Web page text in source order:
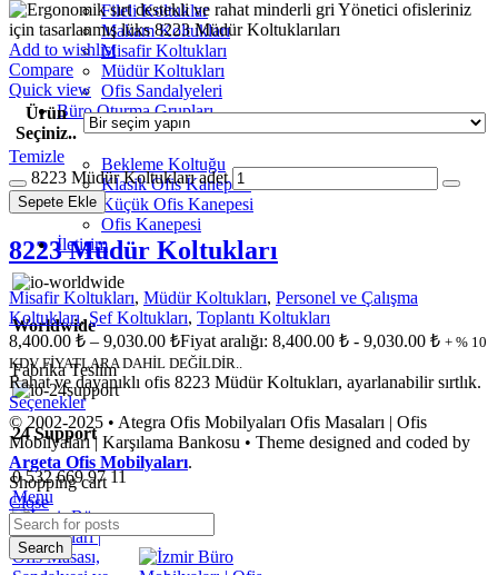
Fileli Koltuklar
Makam Koltukları
Misafir Koltukları
Müdür Koltukları
Ofis Sandalyeleri
Büro Oturma Grupları
Bekleme Koltuğu
Klasik Ofis Kanepesi
Küçük Ofis Kanepesi
Ofis Kanepesi
İletişim
Worldwide
Fabrika Teslim
24 Support
0 532 669 97 11
Menu
Add to wishlist
Compare
Quick view
Ürün
Seçiniz..
Temizle
8223 Müdür Koltukları adet
Sepete Ekle
8223 Müdür Koltukları
Misafir Koltukları, Müdür Koltukları, Personel ve Çalışma
Koltukları,Şef Koltukları, Toplantı Koltukları
8,400.00 ₺ – 9,030.00 ₺Fiyat aralığı: 8,400.00 ₺ - 9,030.00 ₺ + % 10
KDV FİYATLARA DAHİL DEĞİLDİR..
Rahat ve dayanıklı ofis 8223 Müdür Koltukları, ayarlanabilir sırtlık.
Seçenekler
© 2002-2025 • Ategra Ofis Mobilyaları Ofis Masaları | Ofis
Mobilyaları | Karşılama Bankosu • Theme designed and coded by
Argeta Ofis Mobilyaları.
Shopping cart
Close
Search